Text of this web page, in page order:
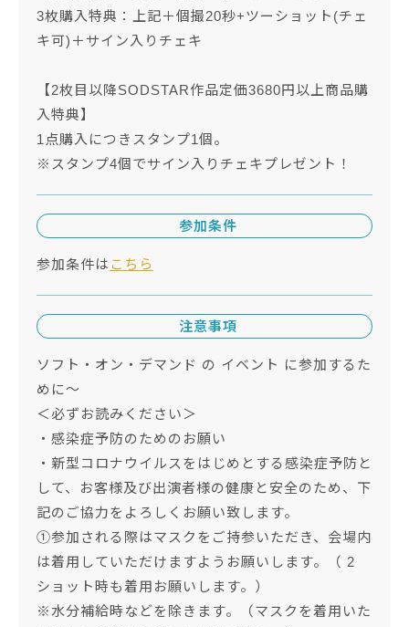
3枚購入特典：上記＋個撮20秒+ツーショット(チェ
キ可)＋サイン入りチェキ
【2枚目以降SODSTAR作品定価3680円以上商品購
入特典】
1点購入につきスタンプ1個。
※スタンプ4個でサイン入りチェキプレゼント！
参加条件
参加条件は こちら
注意事項
ソフト・オン・デマンド の イベント に参加するた
めに～
＜必ずお読みください＞
・感染症予防のためのお願い
・新型コロナウイルスをはじめとする感染症予防と
して、お客様及び出演者様の健康と安全のため、下
記のご協力をよろしくお願い致します。
①参加される際はマスクをご持参いただき、会場内
は着用していただけますようお願いします。（ 2
ショット時も着用お願いします。）
※水分補給時などを除きます。（マスクを着用いた